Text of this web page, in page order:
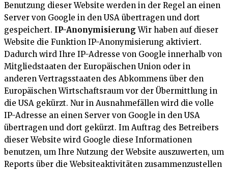
Benutzung dieser Website werden in der Regel an einen
Server von Google in den USA übertragen und dort
gespeichert. IP-Anonymisierung Wir haben auf dieser
Website die Funktion IP-Anonymisierung aktiviert.
Dadurch wird Ihre IP-Adresse von Google innerhalb von
Mitgliedstaaten der Europäischen Union oder in
anderen Vertragsstaaten des Abkommens über den
Europäischen Wirtschaftsraum vor der Übermittlung in
die USA gekürzt. Nur in Ausnahmefällen wird die volle
IP-Adresse an einen Server von Google in den USA
übertragen und dort gekürzt. Im Auftrag des Betreibers
dieser Website wird Google diese Informationen
benutzen, um Ihre Nutzung der Website auszuwerten, um
Reports über die Websiteaktivitäten zusammenzustellen